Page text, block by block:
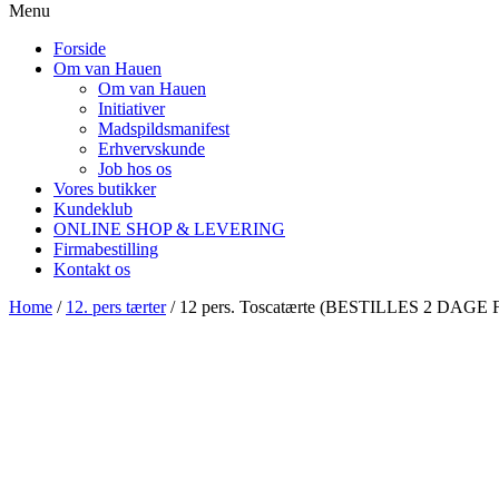
Menu
Forside
Om van Hauen
Om van Hauen
Initiativer
Madspildsmanifest
Erhvervskunde
Job hos os
Vores butikker
Kundeklub
ONLINE SHOP & LEVERING
Firmabestilling
Kontakt os
Home / 12. pers tærter/ 12 pers. Toscatærte (BESTILLES 2 DAGE